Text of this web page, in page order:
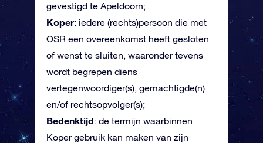
gevestigd te Apeldoorn;
Koper: iedere (rechts)persoon die met
OSR een overeenkomst heeft gesloten
of wenst te sluiten, waaronder tevens
wordt begrepen diens
vertegenwoordiger(s), gemachtigde(n)
en/of rechtsopvolger(s);
Bedenktijd: de termijn waarbinnen
Koper gebruik kan maken van zijn